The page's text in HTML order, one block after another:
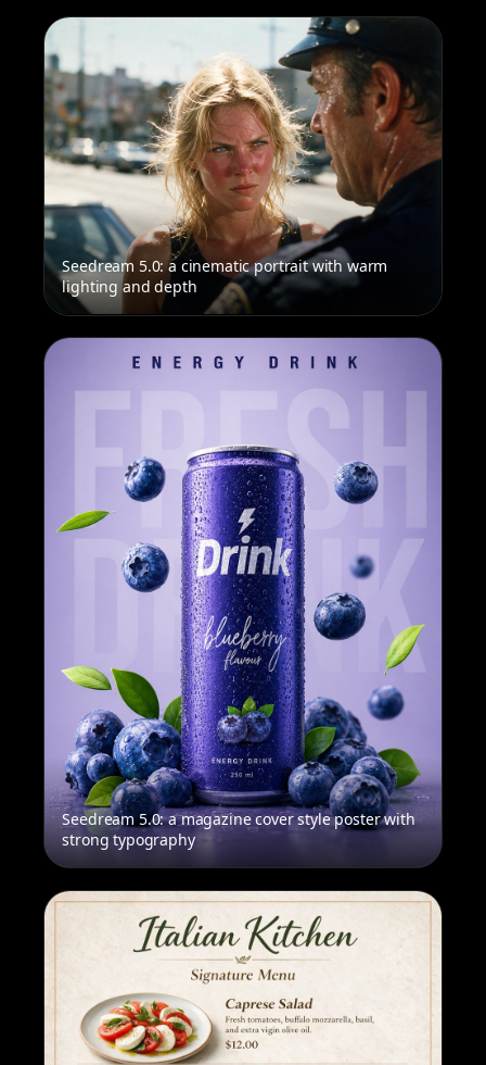
Seedream 5.0: a cinematic portrait with warm
lighting and depth
Seedream 5.0: a magazine cover style poster with
strong typography